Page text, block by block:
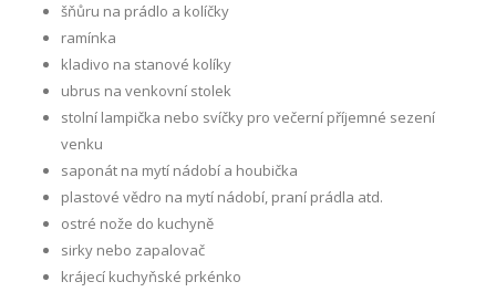
šňůru na prádlo a kolíčky
ramínka
kladivo na stanové kolíky
ubrus na venkovní stolek
stolní lampička nebo svíčky pro večerní příjemné sezení
venku
saponát na mytí nádobí a houbička
plastové vědro na mytí nádobí, praní prádla atd.
ostré nože do kuchyně
sirky nebo zapalovač
krájecí kuchyňské prkénko